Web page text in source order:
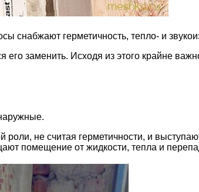
снабжают герметичность, тепло- и
заменить. Исходя из этого крайне
не считая герметичности, и
помещение от жидкости, тепла и